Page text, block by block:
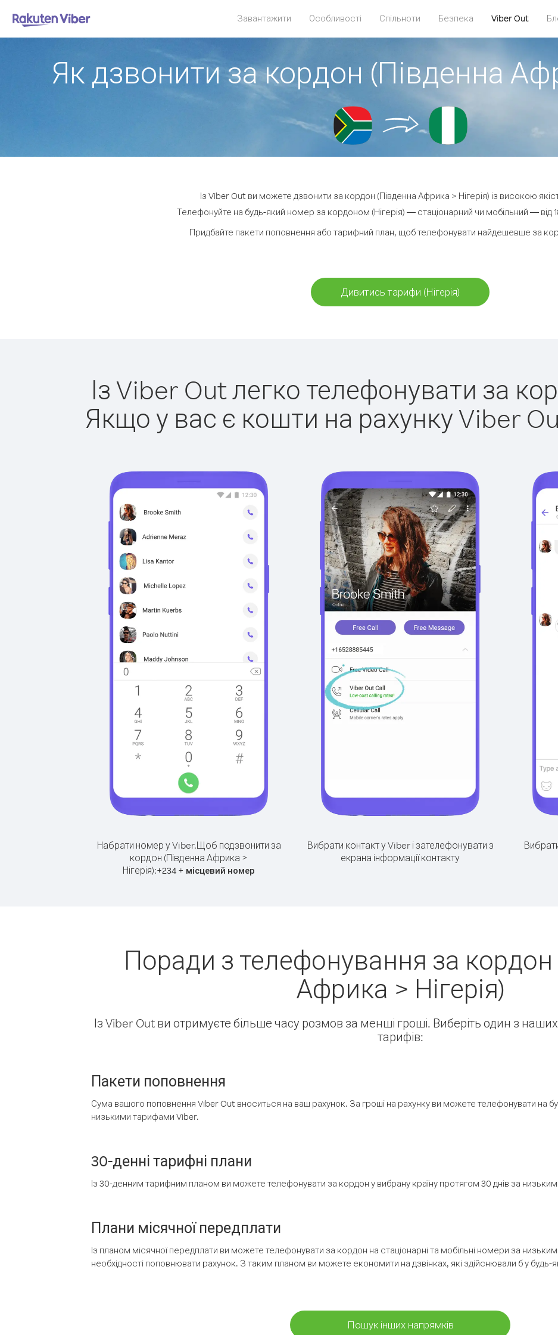
Завантажити Особливості Спільноти Безпека Viber Out
Як дзвонити за кордон (Південна
Із Viber Out ви можете дзвонити за кордон (Південна Африка > Нігерія) із високою
Телефонуйте на будь-який номер за кордоном (Нігерія) — стаціонарний чи мобільний — від
Придбайте пакети поповнення або тарифний план, щоб телефонувати найдешевше за
Дивитись тарифи (Нігерія)
Із Viber Out легко телефонувати за
Якщо у вас є кошти на рахунку Viber
Набрати номер у Viber.Щоб подзвонити за
кордон (Південна Африка >
Нігерія):+234 + місцевий номер
Вибрати контакт у Viber і зателефонувати з
екрана інформації контакту
Поради з телефонування за кордон
Африка > Нігерія)
Із Viber Out ви отримуєте більше часу розмов за менші гроші. Виберіть один з
тарифів:
Пакети поповнення
Сума вашого поповнення Viber Out вноситься на ваш рахунок. За гроші на рахунку ви можете телефонувати на
низькими тарифами Viber.
30-денні тарифні плани
Із 30-денним тарифним планом ви можете телефонувати за кордон у вибрану країну протягом 30 днів за
Плани місячної передплати
Із планом місячної передплати ви можете телефонувати за кордон на стаціонарні та мобільні номери за
необхідності поповнювати рахунок. З таким планом ви можете економити на дзвінках, які здійснювали б у будь-
Пошук інших напрямків